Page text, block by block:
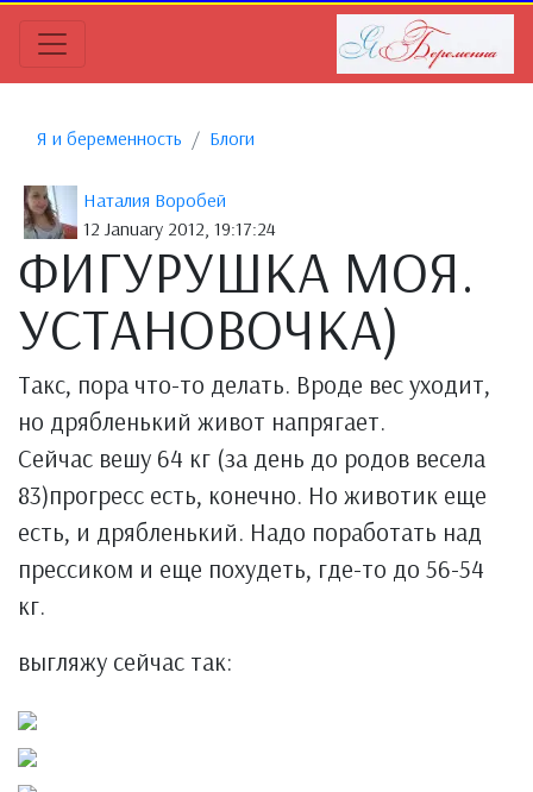
Я и беременность Блоги
Наталия Воробей
12 January 2012, 19:17:24
ФИГУРУШКА МОЯ.
УСТАНОВОЧКА)
Такс, пора что-то делать. Вроде вес уходит,
но дрябленький живот напрягает.
Сейчас вешу 64 кг (за день до родов весела
83)прогресс есть, конечно. Но животик еще
есть, и дрябленький. Надо поработать над
прессиком и еще похудеть, где-то до 56-54
кг.
выгляжу сейчас так: